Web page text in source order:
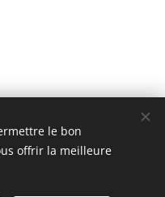
19 -00193 ROMA
le bon
offrir la meilleure